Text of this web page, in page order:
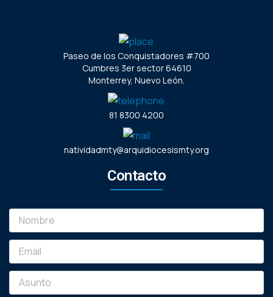
Paseo de los Conquistadores #700
Cumbres 3er sector 64610
Monterrey, Nuevo León.
81 8300 4200
natividadmty@arquidiocesismty.org
Contacto